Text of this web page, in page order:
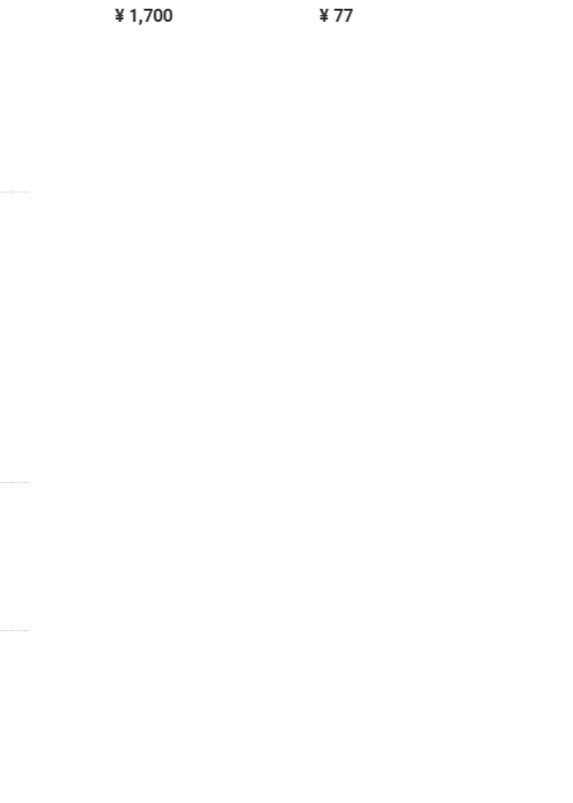
¥ 1,700 ¥ 77